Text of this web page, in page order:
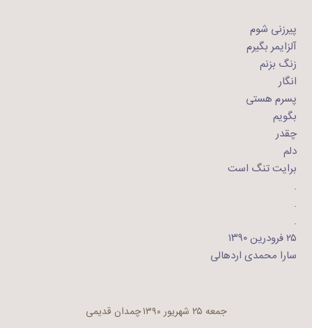
پیرزنی شوم
آلزایمر بگیرم
زنگ بزنم
انگار
پسرم هستی
بگویم
چقدر
دلم
برایت تنگ است
.
.
.
۲۵ فرودرین ۱۳۹۰
سارا محمدی اردهالی
جمعه ۲۵ شهریور ۱۳۹۰
چمدان قدیمی